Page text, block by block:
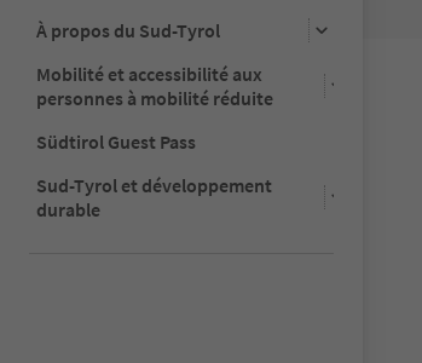
À propos du Sud-Tyrol
Mobilité et accessibilité aux
personnes à mobilité réduite
Südtirol Guest Pass
Sud-Tyrol et développement
durable